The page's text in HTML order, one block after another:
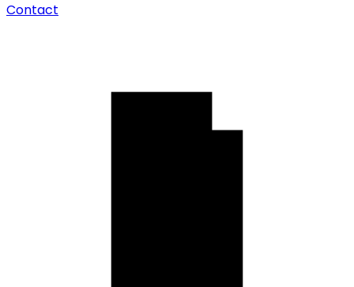
Contact